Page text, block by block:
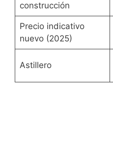
construcción
Precio indicativo
nuevo (2025)
Astillero